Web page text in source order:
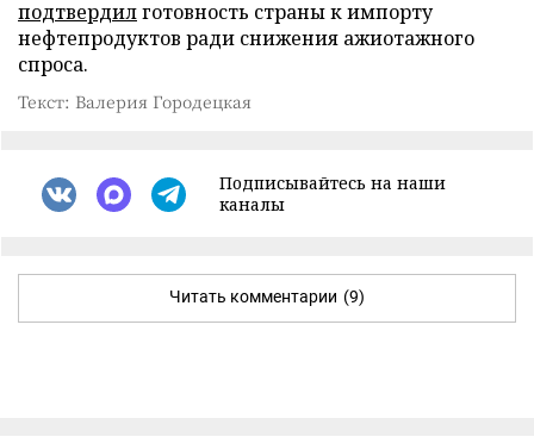
подтвердилготовность страны к импорту
нефтепродуктов ради снижения ажиотажного
спроса.
Текст: Валерия Городецкая
Подписывайтесь на наши
каналы
Читать комментарии (9)